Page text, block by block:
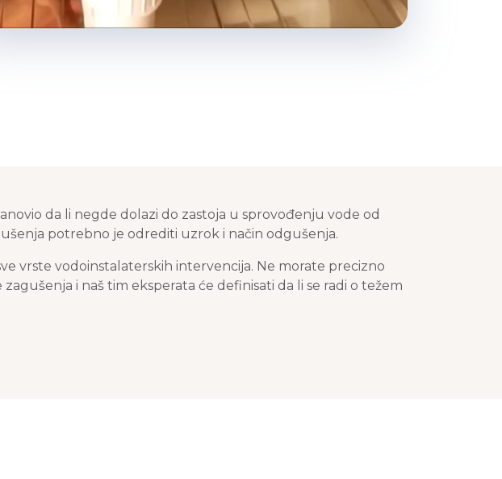
da li negde dolazi do zastoja u sprovođenju vode od
potrebno je odrediti uzrok i način odgušenja.
vrste vodoinstalaterskih intervencija. Ne morate precizno
i naš tim eksperata će definisati da li se radi o težem